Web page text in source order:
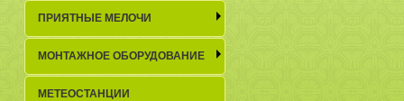
ПРИЯТНЫЕ МЕЛОЧИ
МОНТАЖНОЕ ОБОРУДОВАНИЕ
МЕТЕОСТАНЦИИ